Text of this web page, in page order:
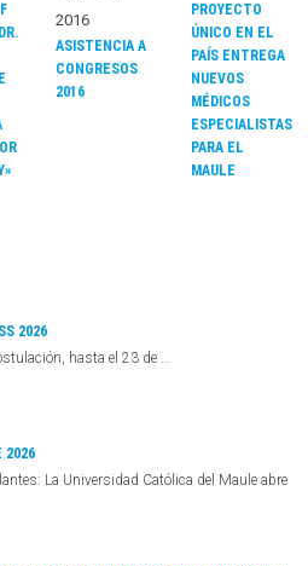
2016
ASISTENCIA A
CONGRESOS
2016
PROYECTO
ÚNICO EN EL
PAÍS ENTREGA
NUEVOS
MÉDICOS
ESPECIALISTAS
PARA EL
MAULE
2026
hasta el 23 de …
2026
La Universidad Católica del Maule abre